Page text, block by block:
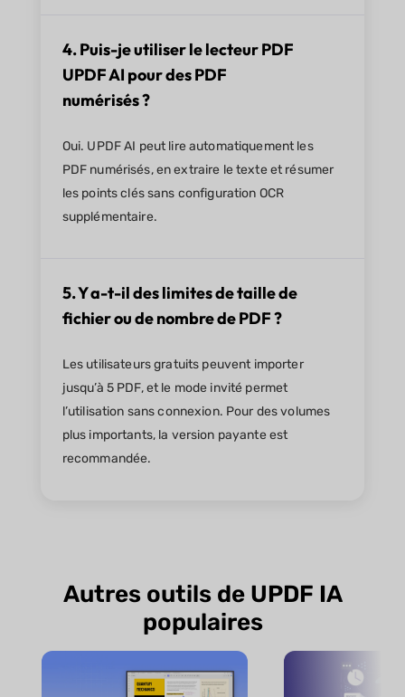
4. Puis-je utiliser le lecteur PDF
UPDF AI pour des PDF
numérisés ?
Oui. UPDF AI peut lire automatiquement les
PDF numérisés, en extraire le texte et résumer
les points clés sans configuration OCR
supplémentaire.
5. Y a-t-il des limites de taille de
fichier ou de nombre de PDF ?
Les utilisateurs gratuits peuvent importer
jusqu’à 5 PDF, et le mode invité permet
l’utilisation sans connexion. Pour des volumes
plus importants, la version payante est
recommandée.
Autres outils de UPDF IA
populaires